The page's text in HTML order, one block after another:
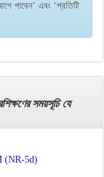
পাবেন’ এবং ‘প্রতিটি
সময়সূচি যে
(NR-5d)